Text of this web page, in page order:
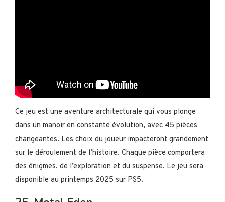
Ce jeu est une aventure architecturale qui vous plonge
dans un manoir en constante évolution, avec 45 pièces
changeantes. Les choix du joueur impacteront grandement
sur le déroulement de l’histoire. Chaque pièce comportera
des énigmes, de l’exploration et du suspense. Le jeu sera
disponible au printemps 2025 sur PS5.